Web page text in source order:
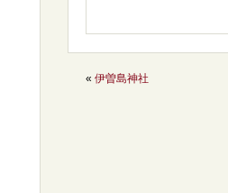
« 伊曽島神社